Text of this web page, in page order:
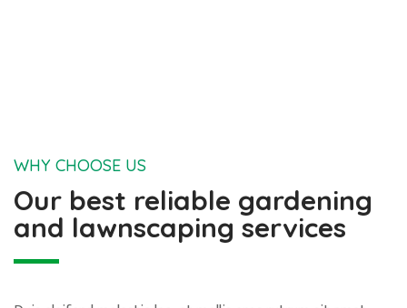
WHY CHOOSE US
Our best reliable gardening
and lawnscaping services